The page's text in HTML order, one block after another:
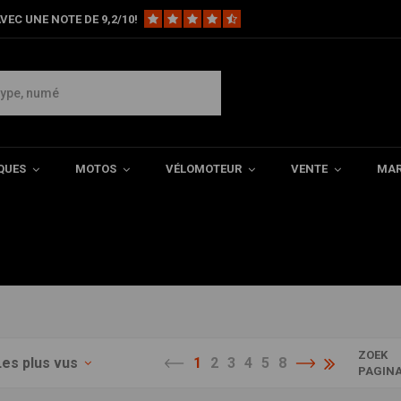
UNE NOTE DE 9,2/10!
MOTOS VÉLOMOTEUR VENTE
K100. Comme les autres
tourisme et de sport. En
des fans de BMW à
plus vus 1 2 3 4 5 8
ZOEK